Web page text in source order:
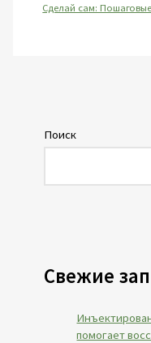
Сделай сам:
Поиск
Свежие
помогает